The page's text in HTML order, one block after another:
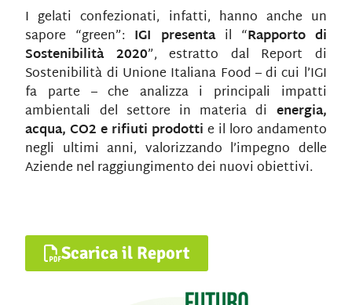
I gelati confezionati, infatti, hanno anche un
sapore “green”: IGI presentail “Rapporto di
Sostenibilità 2020”, estratto dal Report di
Sostenibilità di Unione Italiana Food – di cui l’IGI
fa parte – che analizza i principali impatti
ambientali del settore in materia di energia,
acqua, CO2 e rifiuti prodotti e il loro andamento
negli ultimi anni, valorizzando l’impegno delle
Aziende nel raggiungimento dei nuovi obiettivi.
Scarica il Report